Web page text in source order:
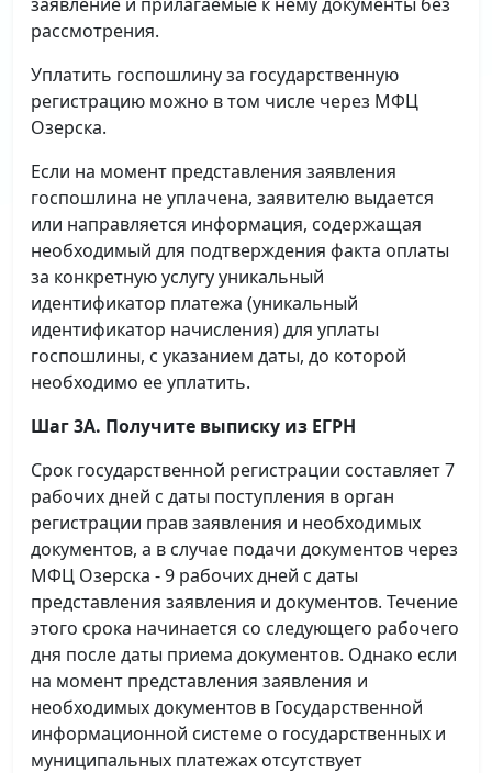
рассмотрения.
Уплатить госпошлину за государственную
регистрацию можно в том числе через МФЦ
Озерска.
Если на момент представления заявления
госпошлина не уплачена, заявителю выдается
или направляется информация, содержащая
необходимый для подтверждения факта оплаты
за конкретную услугу уникальный
идентификатор платежа (уникальный
идентификатор начисления) для уплаты
госпошлины, с указанием даты, до которой
необходимо ее уплатить.
Шаг 3А. Получите выписку из ЕГРН
Срок государственной регистрации составляет 7
рабочих дней с даты поступления в орган
регистрации прав заявления и необходимых
документов, а в случае подачи документов через
МФЦ Озерска - 9 рабочих дней с даты
представления заявления и документов. Течение
этого срока начинается со следующего рабочего
дня после даты приема документов. Однако если
на момент представления заявления и
необходимых документов в Государственной
информационной системе о государственных и
муниципальных платежах отсутствует